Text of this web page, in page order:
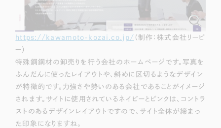
https://kawamoto-kozai.co.jp/ （制作：株式会社リーピ
ー）
特殊鋼鋼材の卸売りを行う会社のホームページです。写真を
ふんだんに使ったレイアウトや、斜めに区切るようなデザイン
が特徴的です。 力強さ や勢い のある会社であることがイメージ
されます。サイトに使用されているネイビーとピンクは、コントラ
ストのあるデザインレイアウトですので、サイト全体が締まっ
た印象になりますね。